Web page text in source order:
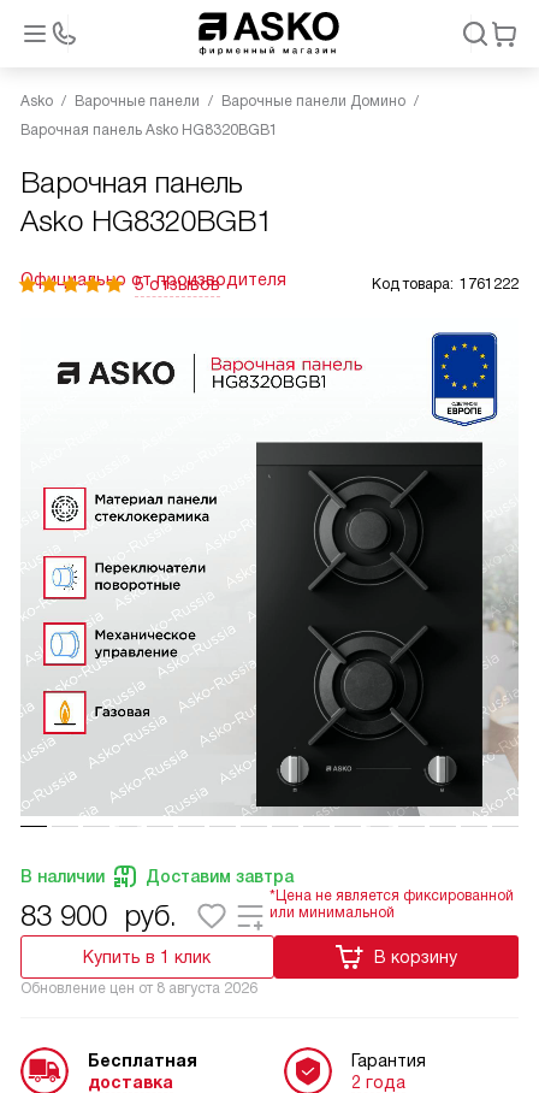
Asko Варочные панели
Варочные панели Домино
Варочная панель Asko HG8320BGB1
Варочная панель
Asko HG8320BGB1
Официально от производителя
5 отзывов Код товара: 1761222
В наличии Доставим завтра
83 900 руб.
*Цена не является фиксированной
или минимальной
Купить в 1 клик В корзину
Обновление цен от 8 августа 2026
Бесплатная
доставка
Гарантия
2 года